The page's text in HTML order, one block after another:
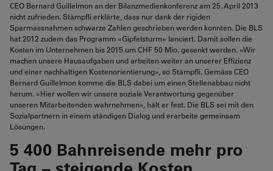
CEO Bernard Guillelmon an der Bilanzmedienkonferenz am 25. April 2013
nicht zufrieden. Stämpfli erklärte, dass nur dank der rigiden
Sparmassnahmen schwarze Zahlen geschrieben werden konnten. Die BLS
hat 2012 zudem das Programm «Gipfelsturm» lanciert. Damit sollen die
Kosten im Unternehmen bis 2015 um CHF 50 Mio. gesenkt werden. «Wir
machen unsere Hausaufgaben und arbeiten weiter an unserer Effizienz
und einer nachhaltigen Kostenorientierung», so Stämpfli. Gemäss CEO
Bernard Guillelmon komme die BLS dabei um einen Stellenabbau nicht
herum. «Hier wollen wir unsere soziale Verantwortung gegenüber
unseren Mitarbeitenden wahrnehmen», hält er fest. Die BLS sei mit den
Sozialpartnern in einem ständigen Dialog und erarbeite gemeinsam
Lösungen.
5 400 Bahnreisende mehr pro